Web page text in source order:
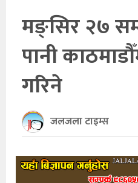
सूचना
प्रविधि
खेलकुद
अन्तर्राष्ट्रिय
मङ्सिर २७
पानी
गरिने
जलजला टाइम्स